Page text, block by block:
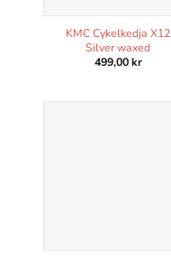
KMC Cykelkedja X12
Silver waxed
499,00kr